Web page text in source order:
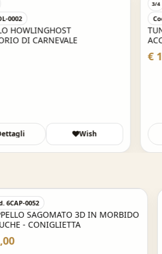
0002
HOWLINGHOST
DI CARNEVALE
Wish
3/4
€
0052
SAGOMATO 3D IN MORBIDO
- CONIGLIETTA
€